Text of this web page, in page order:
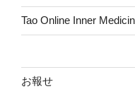
Tao Online Inner
お報せ